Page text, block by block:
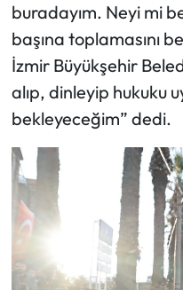
buradayım. Neyi mi
başına toplamasını
İzmir Büyükşehir
alıp, dinleyip hukuku
bekleyeceğim” dedi.